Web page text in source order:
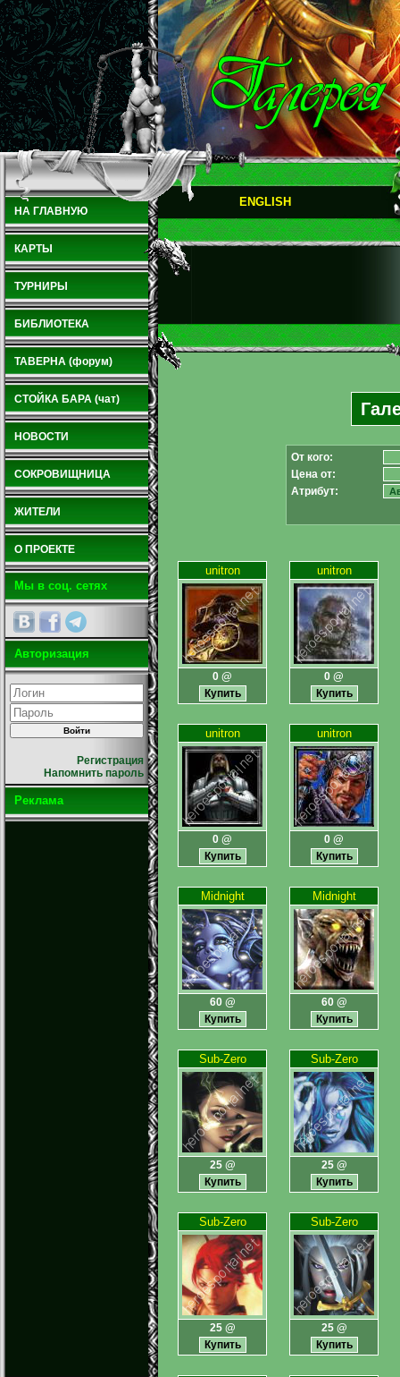
НА ГЛАВНУЮ
КАРТЫ
ТУРНИРЫ
БИБЛИОТЕКА
ТАВЕРНА (форум)
СТОЙКА БАРА (чат)
НОВОСТИ
СОКРОВИЩНИЦА
ЖИТЕЛИ
О ПРОЕКТЕ
Мы в соц. сетях
Авторизация
Регистрация
Напомнить пароль
Реклама
ENGLISH
От кого:
Цена от:
Атрибут:
unitron
0 @
unitron
0 @
unitron
0 @
unitron
0 @
Midnight
60 @
Midnight
60 @
Sub-Zero
25 @
Sub-Zero
25 @
Sub-Zero
25 @
Sub-Zero
25 @